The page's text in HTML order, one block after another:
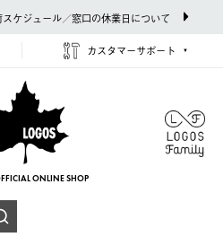
ケジュール／窓口の休業日について
カスタマーサポート
ONLINE SHOP